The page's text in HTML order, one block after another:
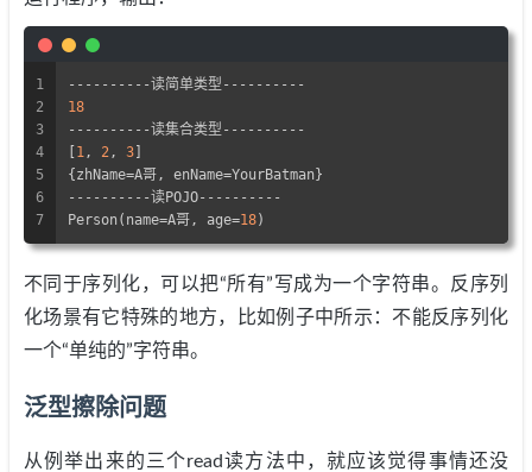
1
2
3
4
5
6
7
----------读简单类型----------
18
----------读集合类型----------
1, 2, 3
{zhName=A哥, enName=YourBatman}
----------读POJO----------
Person(name=A哥, age=18)
不同于序列化，可以把“所有”写成为一个字符串。反序列
化场景有它特殊的地方，比如例子中所示：不能反序列化
一个“单纯的”字符串。
泛型擦除问题
从例举出来的三个read读方法中，就应该觉得事情还没